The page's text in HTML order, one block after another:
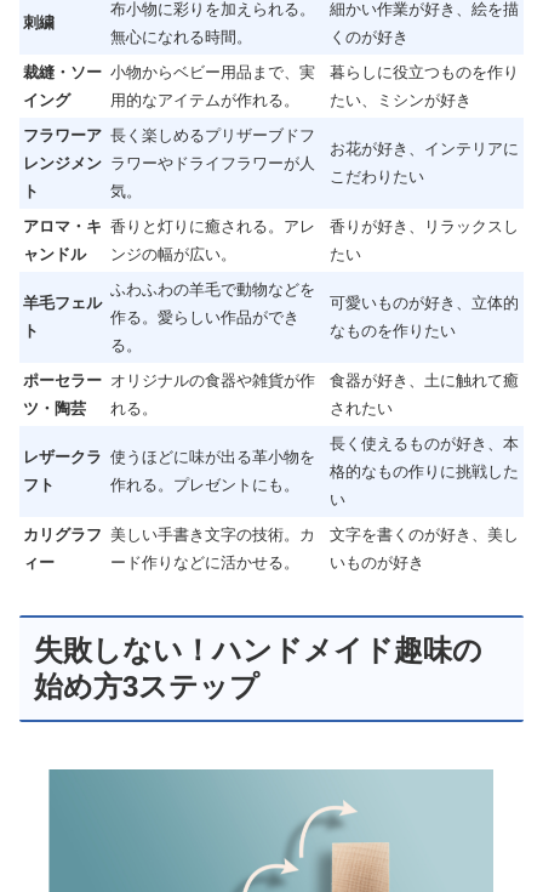
刺繍
布小物に彩りを加えられる。
無心になれる時間。
細かい作業が好き、絵を描
くのが好き
裁縫・ソー
イング
小物からベビー用品まで、実
用的なアイテムが作れる。
暮らしに役立つものを作り
たい、ミシンが好き
フラワーア
レンジメン
ト
長く楽しめるプリザーブドフ
ラワーやドライフラワーが人
気。
お花が好き、インテリアに
こだわりたい
アロマ・キ
ャンドル
香りと灯りに癒される。アレ
ンジの幅が広い。
香りが好き、リラックスし
たい
羊毛フェル
ト
ふわふわの羊毛で動物などを
作る。愛らしい作品ができ
る。
可愛いものが好き、立体的
なものを作りたい
ポーセラー
ツ・陶芸
オリジナルの食器や雑貨が作
れる。
食器が好き、土に触れて癒
されたい
レザークラ
フト
使うほどに味が出る革小物を
作れる。プレゼントにも。
長く使えるものが好き、本
格的なもの作りに挑戦した
い
カリグラフ
ィー
美しい手書き文字の技術。カ
ード作りなどに活かせる。
文字を書くのが好き、美し
いものが好き
失敗しない！ハンドメイド趣味の
始め方3ステップ